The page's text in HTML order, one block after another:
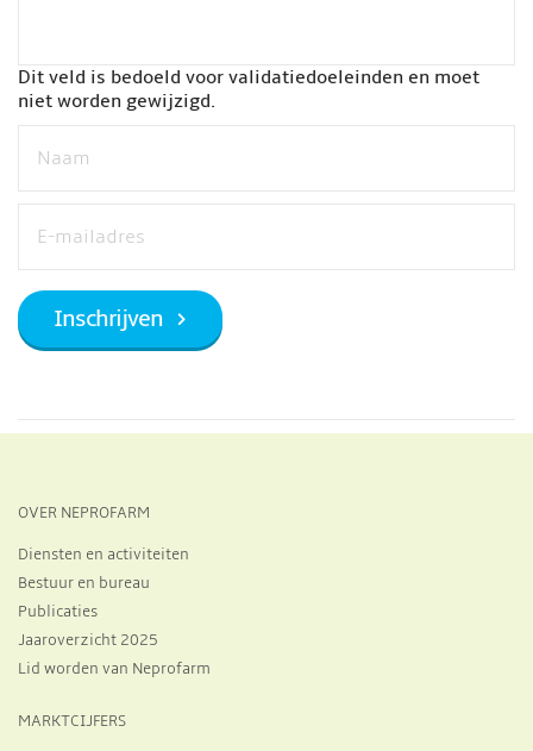
Dit veld is bedoeld voor validatiedoeleinden en moet
niet worden gewijzigd.
OVER NEPROFARM
Diensten en activiteiten
Bestuur en bureau
Publicaties
Jaaroverzicht 2025
Lid worden van Neprofarm
MARKTCIJFERS